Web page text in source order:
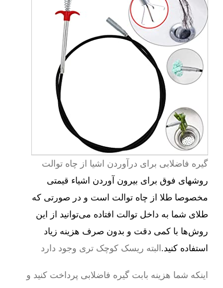
گیره فاضلابی برای درآوردن اشیا از چاه توالت
روشهای فوق برای بیرون آوردن اشیاء قیمتی
مخصوصا طلا از چاه توالت است و در صورتی که
طلای شما به داخل توالت افتاده می‌توانید از این
روش‌ها با کمی دقت و بدون صرف هزینه زیاد
استفاده کنید.البته ریسک کوچک تری وجود دارد
اینکه شما هزینه بابت گیره فاضلابی پرداخت کنید و